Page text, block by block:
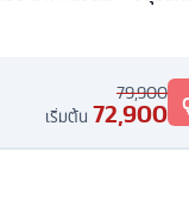
79,900
เริ่มต้น 72,900